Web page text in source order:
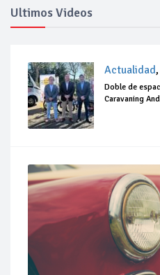
Ultimos Videos
Actualidad,
Doble de
Caravaning